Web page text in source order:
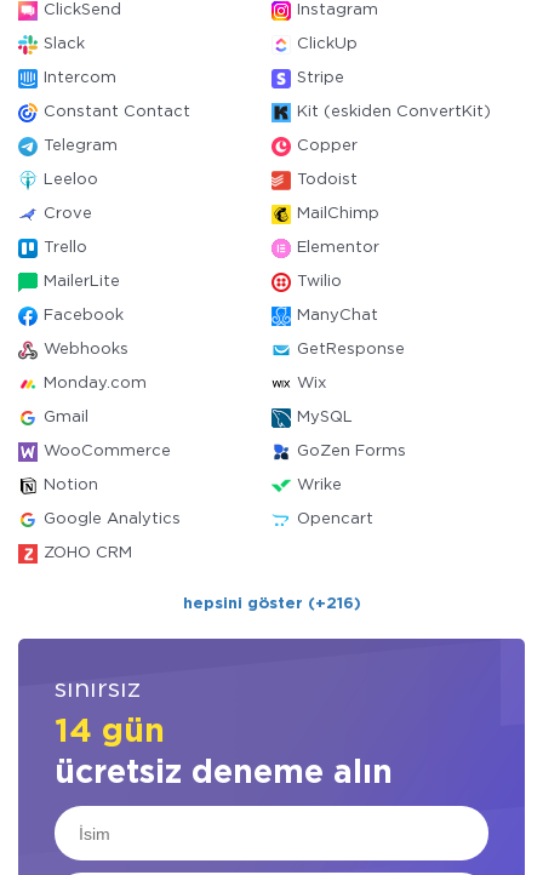
ClickSend Instagram
Slack ClickUp
Intercom Stripe
Constant Contact Kit (eskiden ConvertKit)
Telegram Copper
Leeloo Todoist
Crove MailChimp
Trello Elementor
MailerLite Twilio
Facebook ManyChat
Webhooks GetResponse
Monday.com Wix
Gmail MySQL
WooCommerce GoZen Forms
Notion Wrike
Google Analytics Opencart
ZOHO CRM
hepsini göster (+216)
sınırsız
14 gün
ücretsiz deneme alın